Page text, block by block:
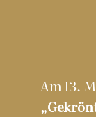
Am 13.